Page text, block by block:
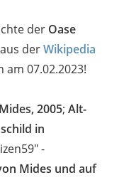
der Oase
derWikipedia
am 07.02.2023!
2005; Alt-
in
-
Mides und auf